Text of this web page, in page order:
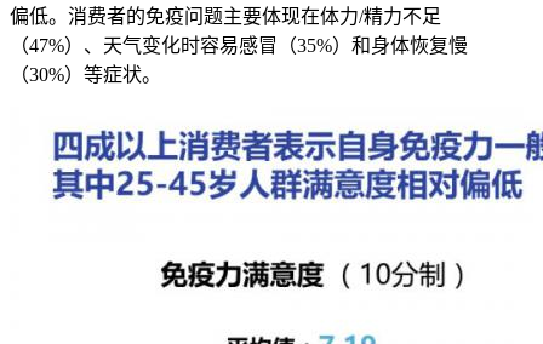
偏低。消费者的免疫问题主要体现在体力/精力不足
（47%）、天气变化时容易感冒（35%）和身体恢复慢
（30%）等症状。